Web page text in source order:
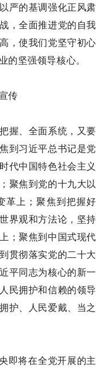
严的基调强化正风肃
，全面推进党的自我
，使我们党坚守初心
的坚强领导核心。
传
握、全面系统，又要
到习近平总书记是党
代中国特色社会主义
聚焦到党的十九大以
革上；聚焦到把握好
界观和方法论，坚持
；聚焦到中国式现代
贯彻落实党的二十大
平同志为核心的新一
民拥护和信赖的领导
护、人民爱戴、当之
即将在全党开展的主